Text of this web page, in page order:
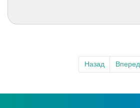
Назад Вперед